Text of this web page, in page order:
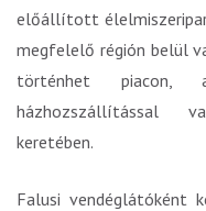
előállított
megfelelő régión belül
történhet
házhozszállítással
keretében.
Falusi vendéglátóként